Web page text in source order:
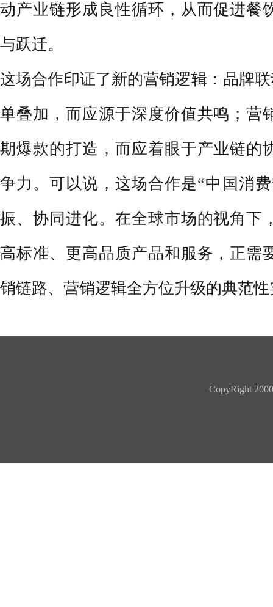
动产业链形成良性循环，从而促进餐
与跃迁。
这场合作印证了新的营销逻辑：品牌
单叠加，而应源于深度价值共鸣；营
期爆款的打造，而应着眼于产业链的
争力。可以说，这场合作是“中国消
振、协同进化。在全球市场的视角下
高标准、更高品质产品和服务，正需
销链路、营销逻辑全方位升级的典范
CopyRight